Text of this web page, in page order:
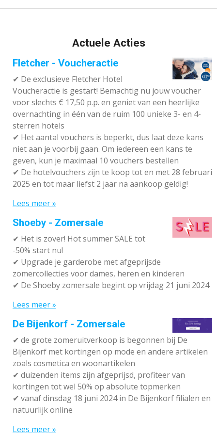
Actuele Acties
Fletcher - Voucheractie
✔ De exclusieve Fletcher Hotel
Voucheractie is gestart! Bemachtig nu jouw voucher
voor slechts € 17,50 p.p. en geniet van een heerlijke
overnachting in één van de ruim 100 unieke 3- en 4-
sterren hotels
✔ Het aantal vouchers is beperkt, dus laat deze kans
niet aan je voorbij gaan. Om iedereen een kans te
geven, kun je maximaal 10 vouchers bestellen
✔ De hotelvouchers zijn te koop tot en met 28 februari
2025 en tot maar liefst 2 jaar na aankoop geldig!
Lees meer »
Shoeby - Zomersale
✔ Het is zover! Hot summer SALE tot
-50% start nu!
✔ Upgrade je garderobe met afgeprijsde
zomercollecties voor dames, heren en kinderen
✔ De Shoeby zomersale begint op vrijdag 21 juni 2024
Lees meer »
De Bijenkorf - Zomersale
✔ de grote zomeruitverkoop is begonnen bij De
Bijenkorf met kortingen op mode en andere artikelen
zoals cosmetica en woonartikelen
✔ duizenden items zijn afgeprijsd, profiteer van
kortingen tot wel 50% op absolute topmerken
✔ vanaf dinsdag 18 juni 2024 in De Bijenkorf filialen en
natuurlijk online
Lees meer »